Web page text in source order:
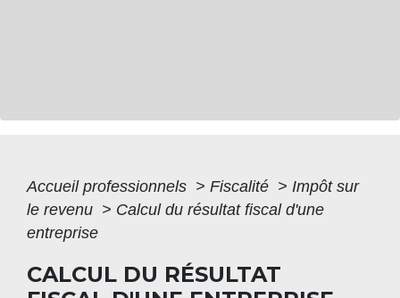
Accueil professionnels > Fiscalité > Impôt sur
le revenu > Calcul du résultat fiscal d'une
entreprise
CALCUL DU RÉSULTAT